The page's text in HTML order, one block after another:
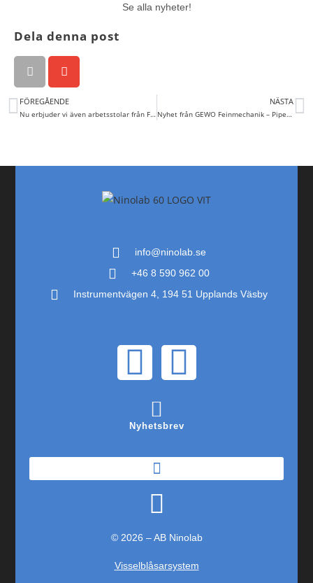
Se alla nyheter!
Dela denna post
FÖREGÅENDE
Nu erbjuder vi även arbetsstolar från Flokk
NÄSTA
Nyhet från GEWO Feinmechanik – Pipettdiskmaskin EPS TOUCH
info@ninolab.se
+46 8 590 962 00
Instrumentvägen 4, 194 51 Upplands Väsby
Nyhetsbrev
© 2026 – AB Ninolab
Visselblåsarsystem